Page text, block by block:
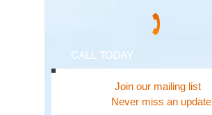
CALL TODAY
Join our mailing list
Never miss an update